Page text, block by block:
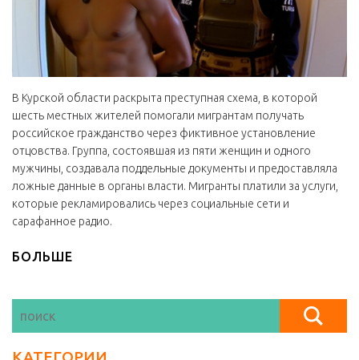
В Курской области раскрыта преступная схема, в которой
шесть местных жителей помогали мигрантам получать
российское гражданство через фиктивное установление
отцовства. Группа, состоявшая из пяти женщин и одного
мужчины, создавала поддельные документы и предоставляла
ложные данные в органы власти. Мигранты платили за услуги,
которые рекламировались через социальные сети и
сарафанное радио.
БОЛЬШЕ